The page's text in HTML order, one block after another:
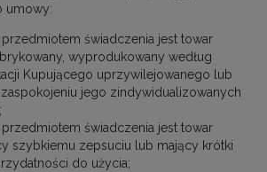
umowy:
świadczenia jest towar
wyprodukowany według
Kupującego uprzywilejowanego lub
zaspokojeniu jego zindywidualizowanych
świadczenia jest towar
szybkiemu zepsuciu lub mający krótki
do użycia;